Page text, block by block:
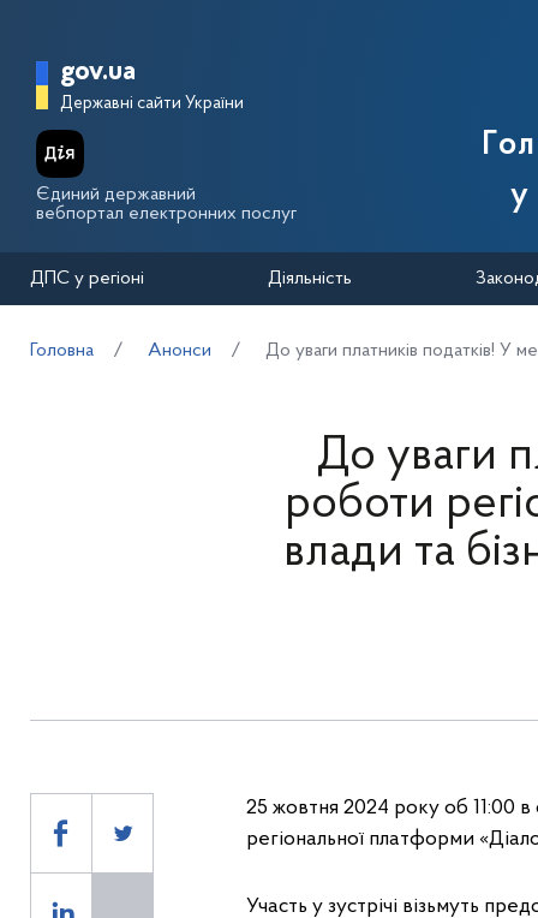
Головна сторінка Державної
gov.ua
Державні сайти України
Єдиний державний
вебпортал електронних послуг
у
ДПС у регіоні Діяльність
Головна Анонси До уваги платників податків! У
До уваги
роботи
влади та
25 жовтня 2024 року об 11:00
регіональної платформи
Участь у зустрічі візьмуть